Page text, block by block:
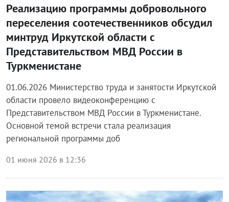
Реализацию программы добровольного
переселения соотечественников обсудил
минтруд Иркутской области с
Представительством МВД России в
Туркменистане
01.06.2026 Министерство труда и занятости Иркутской
области провело видеоконференцию с
Представительством МВД России в Туркменистане.
Основной темой встречи стала реализация
региональной программы доб
01 июня 2026 в 12:36